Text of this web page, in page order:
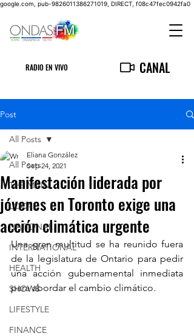
google.com, pub-9826011386271019, DIRECT, f08c47fec0942fa0
RADIO EN VIVO CANAL
Post
All Posts
THE MAIN
LOCAL
NATIONAL
INTERNATIONAL
HEALTH
SHOWS
LIFESTYLE
FINANCE
All Posts
Manifestación liderada por
jóvenes en Toronto exige una
acción climática urgente
Eliana González
Sep 24, 2021
Una gran multitud se ha reunido fuera
de la legislatura de Ontario para pedir
una acción gubernamental inmediata
para abordar el cambio climático.